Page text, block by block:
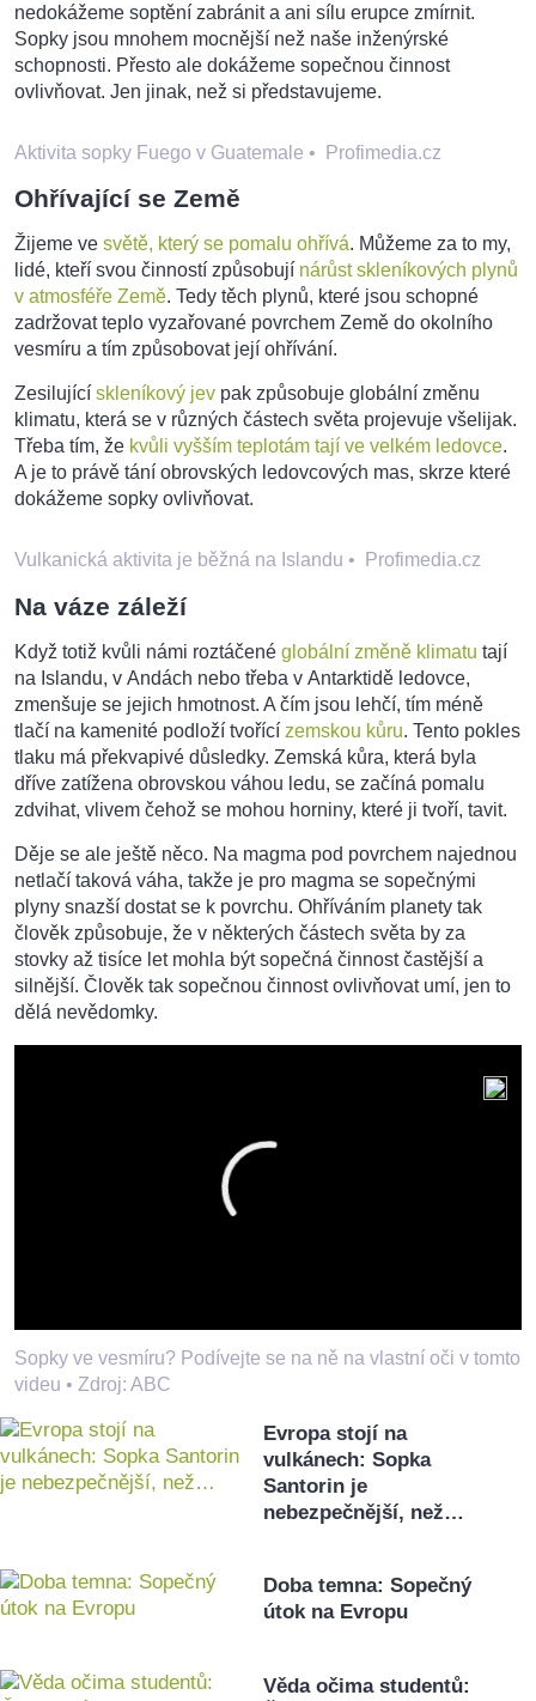
nedokážeme soptění zabránit a ani sílu erupce zmírnit.
Sopky jsou mnohem mocnější než naše inženýrské
schopnosti. Přesto ale dokážeme sopečnou činnost
ovlivňovat. Jen jinak, než si představujeme.
Aktivita sopky Fuego v Guatemale • Profimedia.cz
Ohřívající se Země
Žijeme ve světě, který se pomalu ohřívá. Můžeme za to my,
lidé, kteří svou činností způsobují nárůst skleníkových plynů
v atmosféře Země. Tedy těch plynů, které jsou schopné
zadržovat teplo vyzařované povrchem Země do okolního
vesmíru a tím způsobovat její ohřívání.
Zesilující skleníkový jev pak způsobuje globální změnu
klimatu, která se v různých částech světa projevuje všelijak.
Třeba tím, že kvůli vyšším teplotám tají ve velkém ledovce.
A je to právě tání obrovských ledovcových mas, skrze které
dokážeme sopky ovlivňovat.
Vulkanická aktivita je běžná na Islandu • Profimedia.cz
Na váze záleží
Když totiž kvůli námi roztáčené globální změně klimatu tají
na Islandu, v Andách nebo třeba v Antarktidě ledovce,
zmenšuje se jejich hmotnost. A čím jsou lehčí, tím méně
tlačí na kamenité podloží tvořící zemskou kůru. Tento pokles
tlaku má překvapivé důsledky. Zemská kůra, která byla
dříve zatížena obrovskou váhou ledu, se začíná pomalu
zdvihat, vlivem čehož se mohou horniny, které ji tvoří, tavit.
Děje se ale ještě něco. Na magma pod povrchem najednou
netlačí taková váha, takže je pro magma se sopečnými
plyny snazší dostat se k povrchu. Ohříváním planety tak
člověk způsobuje, že v některých částech světa by za
stovky až tisíce let mohla být sopečná činnost častější a
silnější. Člověk tak sopečnou činnost ovlivňovat umí, jen to
dělá nevědomky.
Sopky ve vesmíru? Podívejte se na ně na vlastní oči v tomto
videu • Zdroj: ABC
Evropa stojí na
vulkánech: Sopka
Santorin je
nebezpečnější, než…
Doba temna: Sopečný
útok na Evropu
Věda očima studentů: